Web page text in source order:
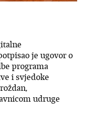
je ugovor o
programa
i svjedoke
udruge